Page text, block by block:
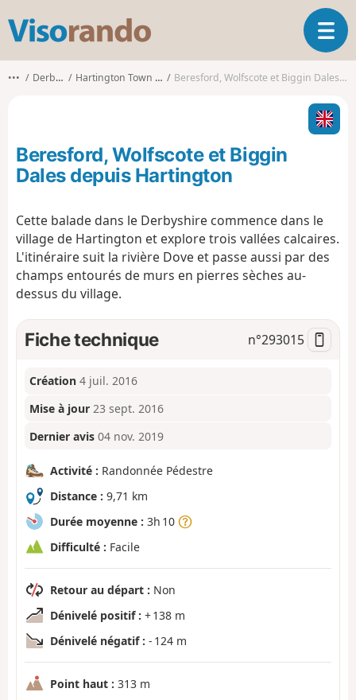
s
o
o
O
u
v
i
r
l
g
a
n
••• Derbyshire Hartington Town Quarter CP Beresford, Wolfscote et Biggin Dales depuis Hartington
Beresford, Wolfscote et Biggin
Dales depuis Hartington
Cette balade dans le Derbyshire commence dans le
village de Hartington et explore trois vallées calcaires.
L'itinéraire suit la rivière Dove et passe aussi par des
champs entourés de murs en pierres sèches au-
dessus du village.
Fiche technique n°293015
Création 4 juil. 2016
Mise à jour 23 sept. 2016
Dernier avis 04 nov. 2019
Activité : Randonnée Pédestre
Distance : 9,71 km
Durée moyenne : 3h 10
Difficulté : Facile
Retour au départ : Non
Dénivelé positif : + 138 m
Dénivelé négatif : - 124 m
Point haut : 313 m